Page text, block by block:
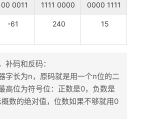
0011 1111 0000 0000 1111
-61 240 15
补码和反码：
字长为n，原码就是用一个n位的二
高位为符号位：正数是0，负数是
数的绝对值，位数如果不够就用0